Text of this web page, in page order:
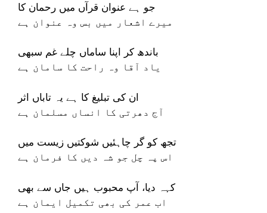
جو ہے عنوان قرآں میں رحمان کا
میرے اشعار میں بس وہ عنوان ہے
باندھ کر اپنا ساماں چلے غم سبھی
یاد آقا وہ راحت کا سامان ہے
ان کی تبلیغ کا ہے یہ تاباں اثر
آج دھرتی کا انساں مسلمان ہے
تجھ کو گر چاہئیں شوکتیں زیست میں
اس پہ چل جو شہ دیں کا فرمان ہے
کہہ دیا، آپ محبوب ہیں جاں سے بھی
اب عمر کی بھی تکمیل ایمان ہے